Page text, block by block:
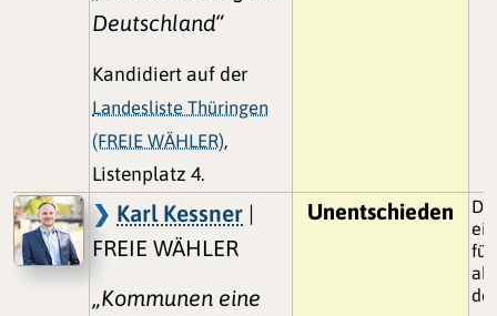
Deutschland“
Kandidiert auf der
Landesliste Thüringen
(FREIE WÄHLER),
Listenplatz 4.
Karl Kessner |
FREIE WÄHLER
„Kommunen eine
Unentschieden
für